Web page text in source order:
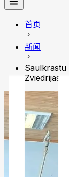
首页
新闻
Saulkrastu
Zviedrijas